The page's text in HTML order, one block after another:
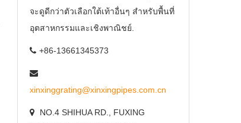
จะดูดีกว่าตัวเลือกใต้เท้าอื่นๆ สำหรับพื้นที่
อุตสาหกรรมและเชิงพาณิชย์.
+86-13661345373
xinxinggrating@xinxingpipes.com.cn
NO.4 SHIHUA RD.
FUXING